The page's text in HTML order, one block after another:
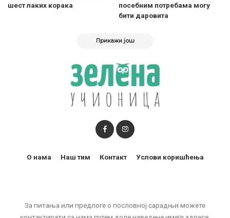
шест лаких корака
посебним потребама могу
бити даровита
Прикажи још
За питања или предлоге о пословној сарадњи можете
О нама Наш тим Контакт Услови коришћења